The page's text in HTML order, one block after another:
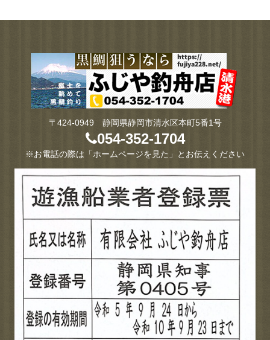
〒424-0949 静岡県静岡市清水区本町5番1号
054-352-1704
※お電話の際は「ホームページを見た」とお伝えください